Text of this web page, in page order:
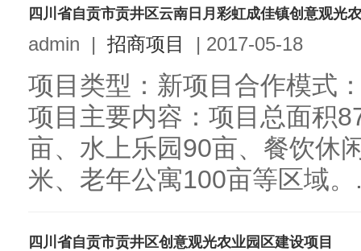
四川省自贡市贡井区云南日月彩虹成佳镇创意观光
admin | 招商项目 | 2017-05-18
项目类型：新项目合作模式
项目主要内容：项目总面积
亩、水上乐园90亩、餐饮休
米、老年公寓100亩等区域
四川省自贡市贡井区创意观光农业园区建设项目